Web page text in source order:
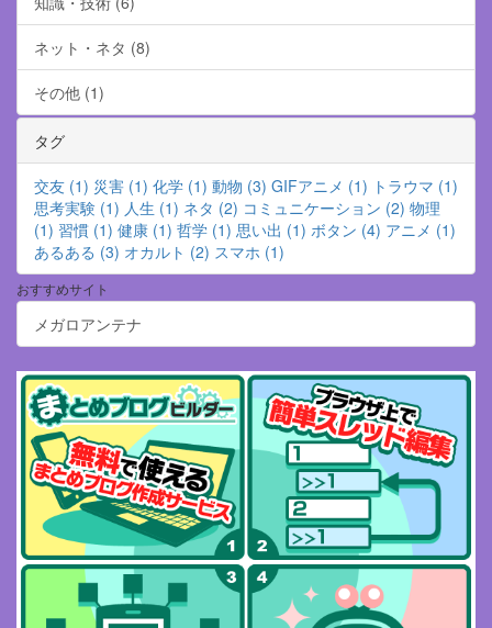
ネット・ネタ (8)
その他 (1)
タグ
交友 (1) 災害 (1) 化学 (1) 動物 (3) GIFアニメ (1) トラウマ (1)
思考実験 (1) 人生 (1) ネタ (2) コミュニケーション (2) 物理
(1) 習慣 (1) 健康 (1) 哲学 (1) 思い出 (1) ボタン (4) アニメ (1)
あるある (3) オカルト (2) スマホ (1)
おすすめサイト
メガロアンテナ